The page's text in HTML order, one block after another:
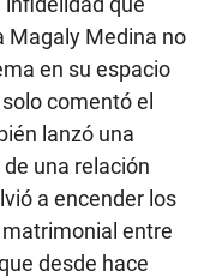
Magaly Medina no
en su espacio
solo comentó el
lanzó una
una relación
a encender los
entre
desde hace